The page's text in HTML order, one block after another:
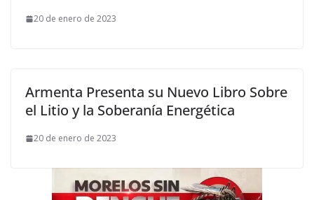
20 de enero de 2023
Armenta Presenta su Nuevo Libro Sobre
el Litio y la Soberanía Energética
20 de enero de 2023